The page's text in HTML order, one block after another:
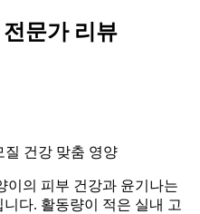
문가 리뷰
질 건강 맞춤 영양
이의 피부 건강과 윤기나는
다. 활동량이 적은 실내 고